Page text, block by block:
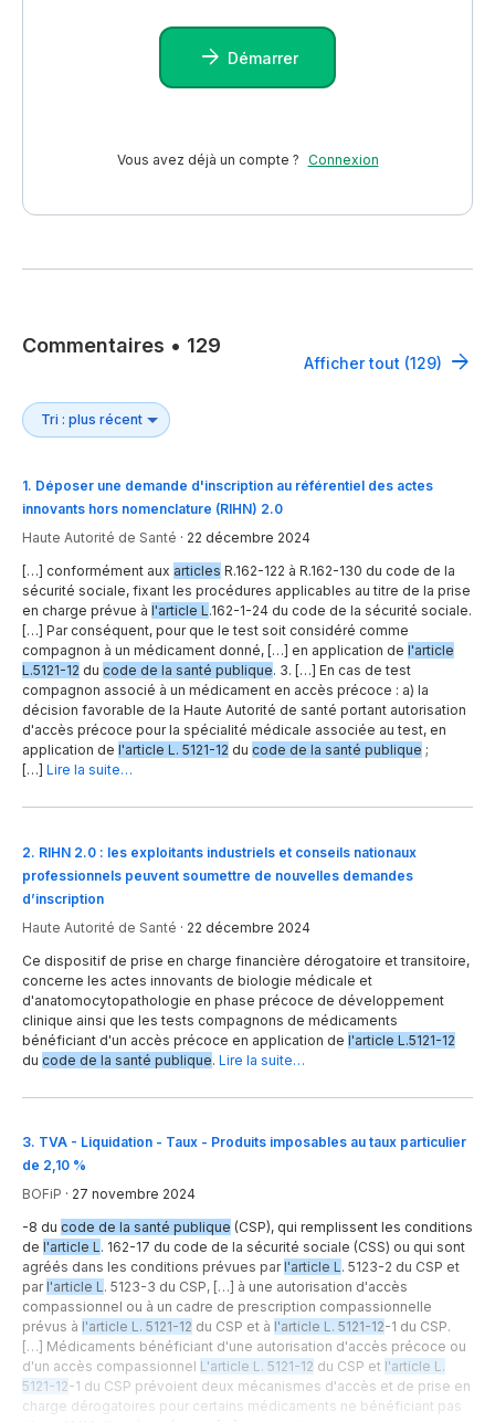
Démarrer
Vous avez déjà un compte ? Connexion
Commentaires • 129
Afficher tout (129)
1. Déposer une demande d'inscription au référentiel des actes
innovants hors nomenclature (RIHN) 2.0
Haute Autorité de Santé · 22 décembre 2024
[…] conformément aux articles R.162-122 à R.162-130 du code de la
sécurité sociale, fixant les procédures applicables au titre de la prise
en charge prévue à l'article L.162-1-24 du code de la sécurité sociale.
[…] Par conséquent, pour que le test soit considéré comme
compagnon à un médicament donné, […] en application de l'article
L.5121-12 du code de la santé publique. 3. […] En cas de test
compagnon associé à un médicament en accès précoce : a) la
décision favorable de la Haute Autorité de santé portant autorisation
d'accès précoce pour la spécialité médicale associée au test, en
application de l'article L. 5121-12 du code de la santé publique ;
[…] Lire la suite…
2. RIHN 2.0 : les exploitants industriels et conseils nationaux
professionnels peuvent soumettre de nouvelles demandes
d’inscription
Haute Autorité de Santé · 22 décembre 2024
Ce dispositif de prise en charge financière dérogatoire et transitoire,
concerne les actes innovants de biologie médicale et
d'anatomocytopathologie en phase précoce de développement
clinique ainsi que les tests compagnons de médicaments
bénéficiant d'un accès précoce en application de l'article L.5121-12
du code de la santé publique. Lire la suite…
3. TVA - Liquidation - Taux - Produits imposables au taux particulier
de 2,10 %
BOFiP · 27 novembre 2024
-8 du code de la santé publique (CSP), qui remplissent les conditions
de l'article L. 162-17 du code de la sécurité sociale (CSS) ou qui sont
agréés dans les conditions prévues par l'article L. 5123-2 du CSP et
par l'article L. 5123-3 du CSP, […] à une autorisation d'accès
compassionnel ou à un cadre de prescription compassionnelle
prévus à l'article L. 5121-12 du CSP et à l'article L. 5121-12-1 du CSP.
[…] Médicaments bénéficiant d'une autorisation d'accès précoce ou
d'un accès compassionnel L'article L. 5121-12 du CSP et l'article L.
5121-12-1 du CSP prévoient deux mécanismes d'accès et de prise en
charge dérogatoires pour certains médicaments ne bénéficiant pas